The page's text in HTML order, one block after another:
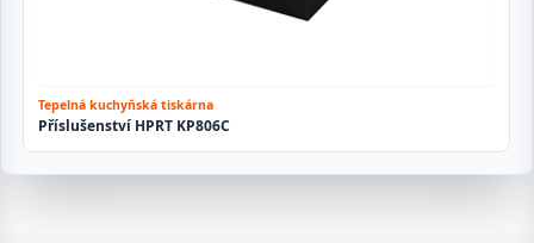
Tepelná kuchyňská tiskárna
Příslušenství HPRT KP806C